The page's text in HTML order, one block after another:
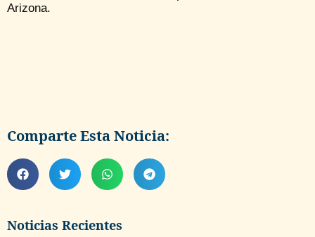
Noticias Recientes
Arizona.
Comparte Esta Noticia: